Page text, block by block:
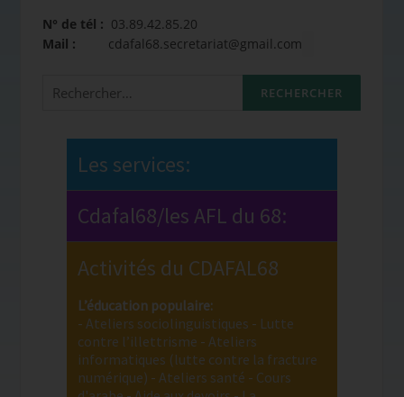
N° de tél : 03.89.42.85.20
Mail : cdafal68.secretariat@gmail.com